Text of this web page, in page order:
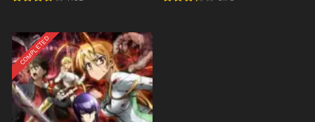
COMPLETED